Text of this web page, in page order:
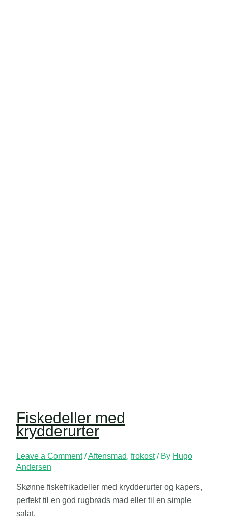
Fiskedeller med
krydderurter
Leave a Comment /Aftensmad, frokost/ By Hugo
Andersen
Skønne fiskefrikadeller med krydderurter og kapers,
perfekt til en god rugbrøds mad eller til en simple
salat.